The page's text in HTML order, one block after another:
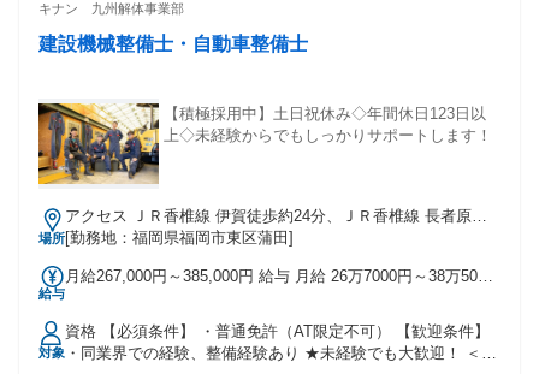
キナン 九州解体事業部
建設機械整備士・自動車整備士
【積極採用中】土日祝休み◇年間休日123日以
上◇未経験からでもしっかりサポートします！
場所
アクセス ＪＲ香椎線 伊賀徒歩約24分、ＪＲ香椎線 長者原北
口徒歩約29分
[勤務地：福岡県福岡市東区蒲田]
給与
月給267,000円～385,000円 給与 月給 26万7000円～38万5000
り2万7900円～4万110円（固定残業時間：15時間） 固定残業
時間を超えた勤務時間については別途残業代を支給する 〇業
務手当（15時間の残業分）を含みます。 〇給与は前職経験、
対象
資格 【必須条件】 ・普通免許（AT限定不可） 【歓迎条件】
・同業界での経験、整備経験あり ★未経験でも大歓迎！ ＜社